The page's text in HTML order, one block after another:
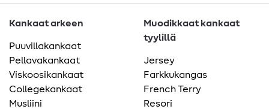
Kankaat arkeen
Puuvillakankaat
Pellavakankaat
Viskoosikankaat
Collegekankaat
Musliini
Muodikkaat kankaat
tyylillä
Jersey
Farkkukangas
French Terry
Resori